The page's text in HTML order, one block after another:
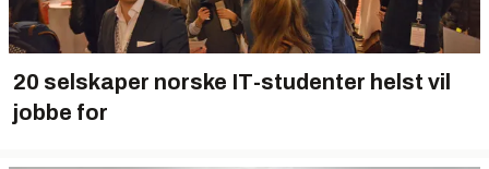
20 selskaper norske IT-studenter helst vil
jobbe for